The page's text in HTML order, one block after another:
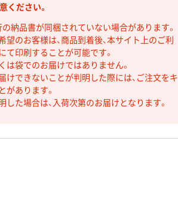
ください。
納品書が同梱されていない場合があります。
のお客様は、商品到着後、本サイト上のご利
て印刷することが可能です。
は袋でのお届けではありません。
けできないことが判明した際には、ご注文をキ
があります。
た場合は、入荷次第のお届けとなります。